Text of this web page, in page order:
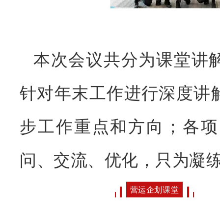
本次会议共分为课堂讲
针对年末工作进行深度讲
步工作重点和方向；各
问、交流、优化，只为凝
营运企划课堂